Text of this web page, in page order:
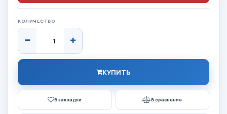
КОЛИЧЕСТВО
КУПИТЬ
В закладки В сравнение